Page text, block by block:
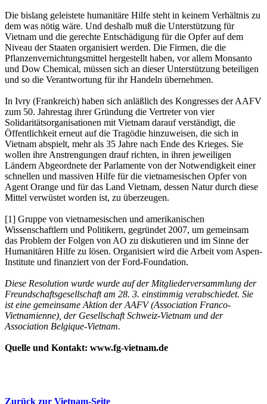
Die bislang geleistete humanitäre Hilfe steht in keinem Verhältnis zu
dem was nötig wäre. Und deshalb muß die Unterstützung für
Vietnam und die gerechte Entschädigung für die Opfer auf dem
Niveau der Staaten organisiert werden. Die Firmen, die die
Pflanzenvernichtungsmittel hergestellt haben, vor allem Monsanto
und Dow Chemical, müssen sich an dieser Unterstützung beteiligen
und so die Verantwortung für ihr Handeln übernehmen.
In Ivry (Frankreich) haben sich anläßlich des Kongresses der AAFV
zum 50. Jahrestag ihrer Gründung die Vertreter von vier
Solidaritätsorganisationen mit Vietnam darauf verständigt, die
Öffentlichkeit erneut auf die Tragödie hinzuweisen, die sich in
Vietnam abspielt, mehr als 35 Jahre nach Ende des Krieges. Sie
wollen ihre Anstrengungen drauf richten, in ihren jeweiligen
Ländern Abgeordnete der Parlamente von der Notwendigkeit einer
schnellen und massiven Hilfe für die vietnamesischen Opfer von
Agent Orange und für das Land Vietnam, dessen Natur durch diese
Mittel verwüstet worden ist, zu überzeugen.
[1] Gruppe von vietnamesischen und amerikanischen
Wissenschaftlern und Politikern, gegründet 2007, um gemeinsam
das Problem der Folgen von AO zu diskutieren und im Sinne der
Humanitären Hilfe zu lösen. Organisiert wird die Arbeit vom Aspen-
Institute und finanziert von der Ford-Foundation.
Diese Resolution wurde wurde auf der Mitgliederversammlung der
Freundschaftsgesellschaft am 28. 3. einstimmig verabschiedet. Sie
ist eine gemeinsame Aktion der AAFV (Association Franco-
Vietnamienne), der Gesellschaft Schweiz-Vietnam und der
Association Belgique-Vietnam.
Quelle und Kontakt: www.fg-vietnam.de
Zurück zur Vietnam-Seite